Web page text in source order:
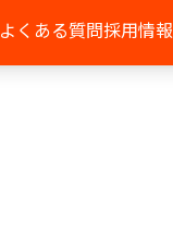
よくある質問採用情報